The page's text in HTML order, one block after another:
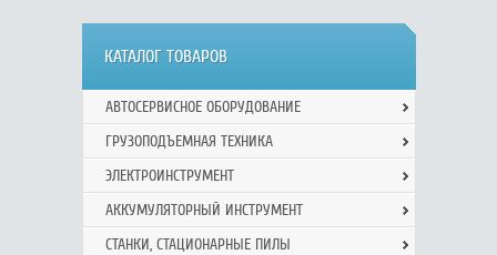
КАТАЛОГ ТОВАРОВ
АВТОСЕРВИСНОЕ ОБОРУДОВАНИЕ
ГРУЗОПОДЪЕМНАЯ ТЕХНИКА
ЭЛЕКТРОИНСТРУМЕНТ
АККУМУЛЯТОРНЫЙ ИНСТРУМЕНТ
СТАНКИ, СТАЦИОНАРНЫЕ ПИЛЫ